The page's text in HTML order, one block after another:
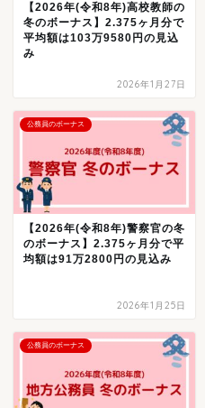
【2026年(令和8年)高校教師の
冬のボーナス】2.375ヶ月分で
平均額は103万9580円の見込
み
2026年1月27日
公務員のボーナス
【2026年(令和8年)警察官の冬
のボーナス】2.375ヶ月分で平
均額は91万2800円の見込み
2026年1月25日
公務員のボーナス